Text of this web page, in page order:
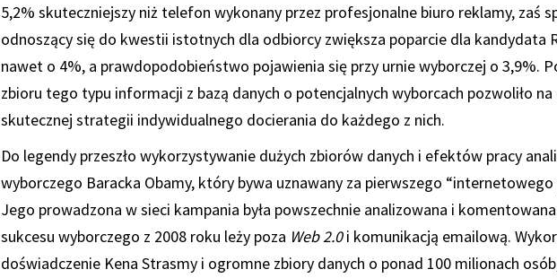
5,2% skuteczniejszy niż telefon wykonany przez profesjonalne biuro reklamy, zaś
odnoszący się do kwestii istotnych dla odbiorcy zwiększa poparcie dla kandydata
nawet o 4%, a prawdopodobieństwo pojawienia się przy urnie wyborczej o 3,9%.
zbioru tego typu informacji z bazą danych o potencjalnych wyborcach pozwoliło
skutecznej strategii indywidualnego docierania do każdego z nich.
Do legendy przeszło wykorzystywanie dużych zbiorów danych i efektów pracy
wyborczego Baracka Obamy, który bywa uznawany za pierwszego “internetowego
Jego prowadzona w sieci kampania była powszechnie analizowana i
sukcesu wyborczego z 2008 roku leży poza Web 2.0i komunikacją emailową.
doświadczenie Kena Strasmy i ogromne zbiory danych o ponad 100 milionach